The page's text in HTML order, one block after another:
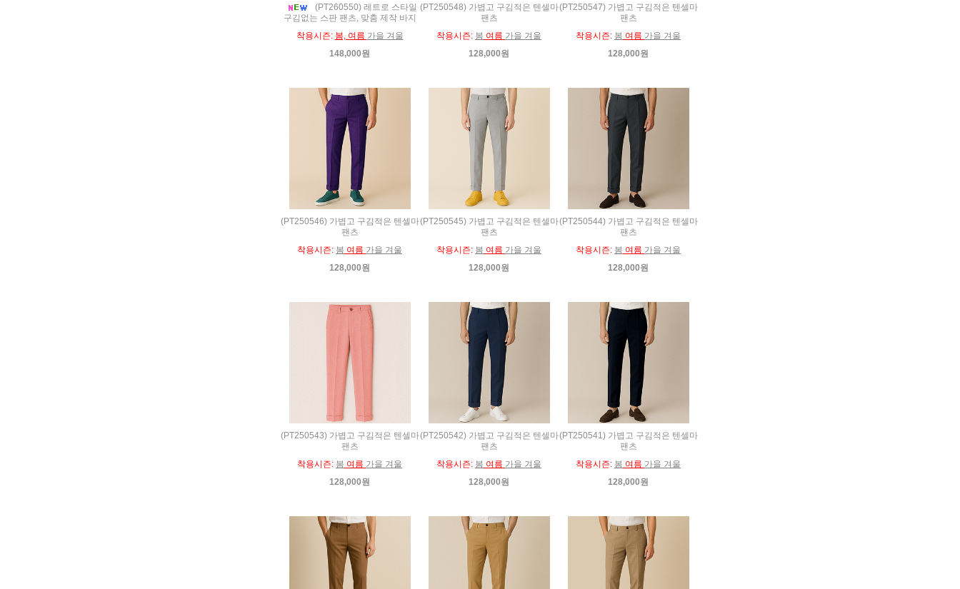
(PT260550) 레트로 스타일
구김없는 스판 팬츠, 맞춤 제작 바지
착용시즌: 봄, 여름 가을 겨울
148,000원
(PT250548) 가볍고 구김적은 텐셀마
팬츠
착용시즌: 봄 여름 가을 겨울
128,000원
(PT250547) 가볍고 구김적은 텐셀마
팬츠
착용시즌: 봄 여름 가을 겨울
128,000원
(PT250546) 가볍고 구김적은 텐셀마
팬츠
착용시즌: 봄 여름 가을 겨울
128,000원
(PT250545) 가볍고 구김적은 텐셀마
팬츠
착용시즌: 봄 여름 가을 겨울
128,000원
(PT250544) 가볍고 구김적은 텐셀마
팬츠
착용시즌: 봄 여름 가을 겨울
128,000원
(PT250543) 가볍고 구김적은 텐셀마
팬츠
착용시즌: 봄 여름 가을 겨울
128,000원
(PT250542) 가볍고 구김적은 텐셀마
팬츠
착용시즌: 봄 여름 가을 겨울
128,000원
(PT250541) 가볍고 구김적은 텐셀마
팬츠
착용시즌: 봄 여름 가을 겨울
128,000원